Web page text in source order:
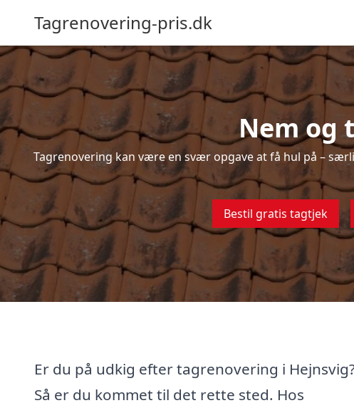
Tagrenovering-pris.dk
Nem og
Tagrenovering kan være en svær opgave at få hul på –
Bestil gratis tagtjek
Er du på udkig efter tagrenovering i
Så er du kommet til det rette sted. Hos